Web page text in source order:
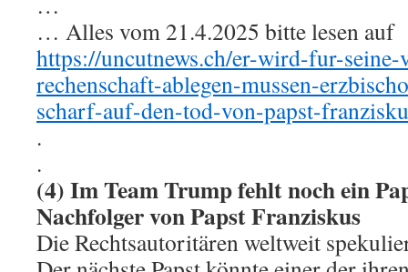
… Alles vom 21.4.2025 bitte lesen auf
https://uncutnews.ch/er-wird-fur-seine-
rechenschaft-ablegen-mussen-
scharf-auf-den-tod-von-papst-
.
.
(4) Im Team Trump fehlt noch ein
Nachfolger von Papst Franziskus
Die Rechtsautoritären weltweit